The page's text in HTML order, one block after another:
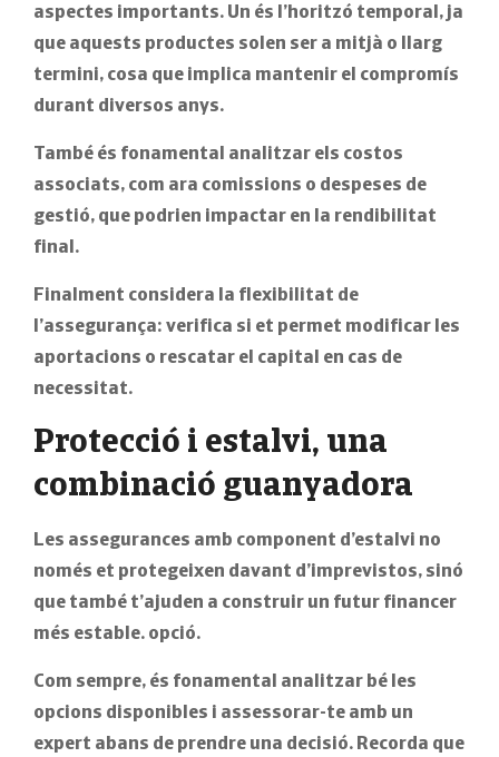
aspectes importants. Un és l’horitzó temporal, ja
que aquests productes solen ser a mitjà o llarg
termini, cosa que implica mantenir el compromís
durant diversos anys.
També és fonamental analitzar els costos
associats, com ara comissions o despeses de
gestió, que podrien impactar en la rendibilitat
final.
Finalment considera la flexibilitat de
l’assegurança: verifica si et permet modificar les
aportacions o rescatar el capital en cas de
necessitat.
Protecció i estalvi, una
combinació guanyadora
Les assegurances amb component d’estalvi no
només et protegeixen davant d’imprevistos, sinó
que també t’ajuden a construir un futur financer
més estable. opció.
Com sempre, és fonamental analitzar bé les
opcions disponibles i assessorar-te amb un
expert abans de prendre una decisió. Recorda que